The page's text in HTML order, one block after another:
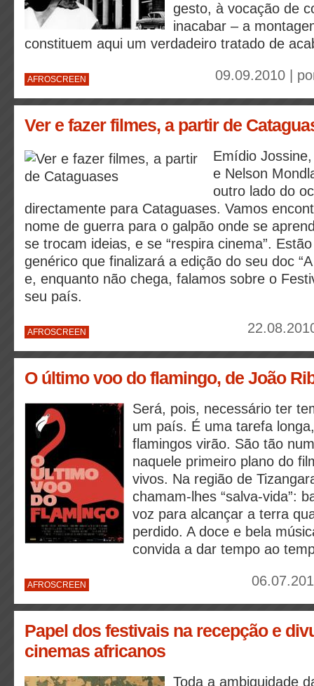
gesto, à vocação de
inacabar – a
constituem aqui um verdadeiro tratado de
AFROSCREEN 09.09.2010 |
Ver e fazer filmes, a partir de
Emídio
e Nelson
outro lado do
directamente para Cataguases. Vamos
nome de guerra para o galpão onde se
se trocam ideias, e se “respira cinema”.
genérico que finalizará a edição do seu doc
e, enquanto não chega, falamos sobre o
seu país.
AFROSCREEN
O último voo do flamingo, de João
Será, pois, necessário ter
um país. É uma tarefa
flamingos virão. São tão
naquele primeiro plano do
vivos. Na região de
chamam-lhes “salva-vida”:
voz para alcançar a terra
perdido. A doce e bela
convida a dar tempo ao
AFROSCREEN
Papel dos festivais na recepção e
cinemas africanos
Toda a ambiguidade